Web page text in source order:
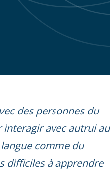
des personnes du
avec autrui au
comme du
difficiles à apprendre